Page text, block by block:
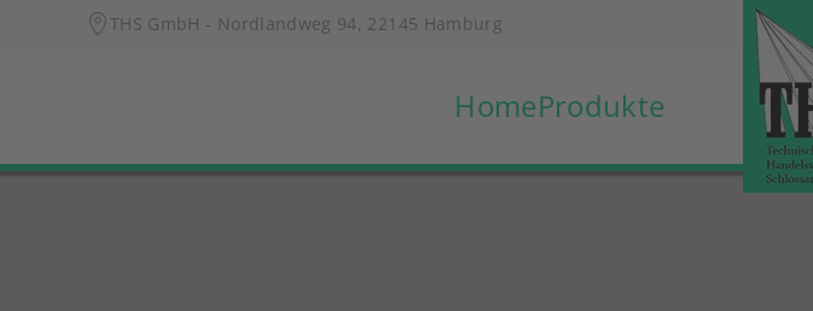
THS GmbH - Nordlandweg 94, 22145 Hamburg
HomeProdukte